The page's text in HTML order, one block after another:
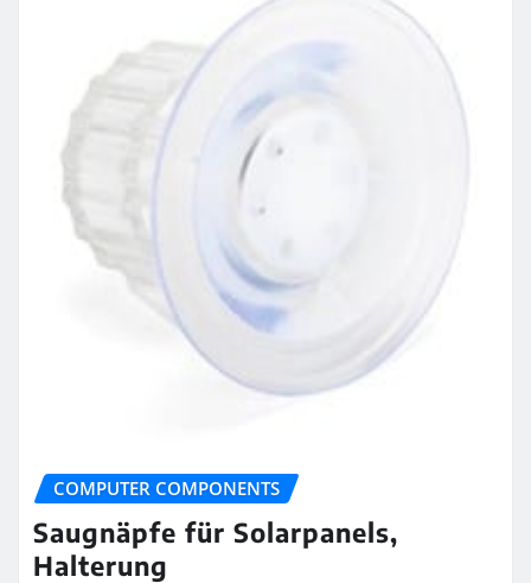
COMPUTER COMPONENTS
Saugnäpfe für Solarpanels,
Halterung